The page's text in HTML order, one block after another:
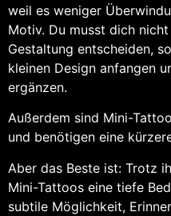
weil es weniger
Motiv. Du musst dich
Gestaltung entscheiden,
kleinen Design anfangen
ergänzen.
Außerdem sind Mini-
und benötigen eine
Aber das Beste ist: Trotz
Mini-Tattoos eine tiefe
subtile Möglichkeit,